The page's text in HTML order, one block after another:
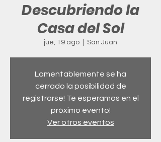
Descubriendo la
Casa del Sol
jue, 19 ago San Juan
Lamentablemente se ha
cerrado la posibilidad de
registrarse! Te esperamos en el
próximo evento!
Ver otros eventos